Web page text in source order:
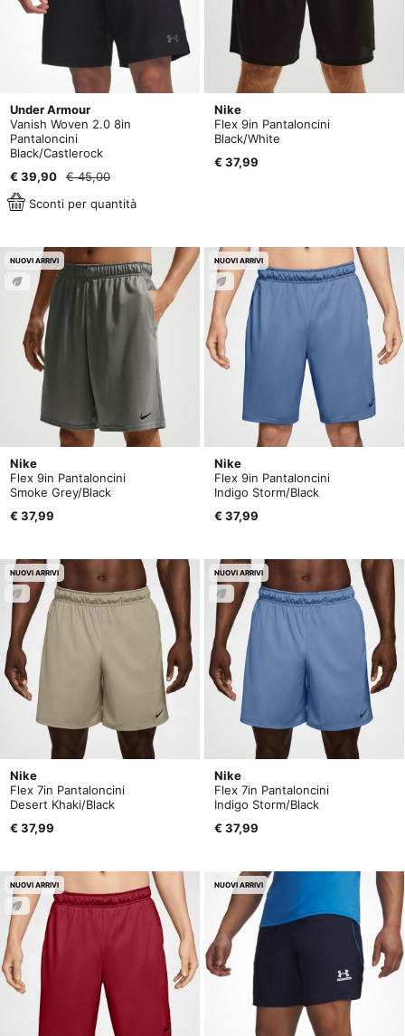
Under Armour
Vanish Woven 2.0 8in
Pantaloncini
Black/Castlerock
€ 39,90
€ 45,00
Sconti per quantità
Nike
Flex 9in Pantaloncini
Black/White
€ 37,99
NUOVI ARRIVI
Nike
Flex 9in Pantaloncini
Smoke Grey/Black
€ 37,99
NUOVI ARRIVI
Nike
Flex 9in Pantaloncini
Indigo Storm/Black
€ 37,99
NUOVI ARRIVI
Nike
Flex 7in Pantaloncini
Desert Khaki/Black
€ 37,99
NUOVI ARRIVI
Nike
Flex 7in Pantaloncini
Indigo Storm/Black
€ 37,99
NUOVI ARRIVI NUOVI ARRIVI